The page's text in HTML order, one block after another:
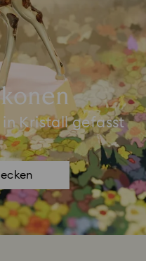
Kristall gefasst